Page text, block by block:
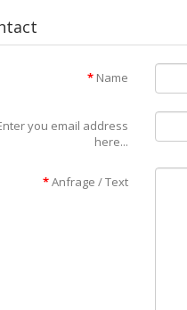
Name
you email address
here...
Anfrage / Text